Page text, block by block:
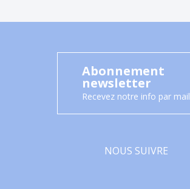
Abonnement
newsletter
Recevez notre info par mail
NOUS SUIVRE